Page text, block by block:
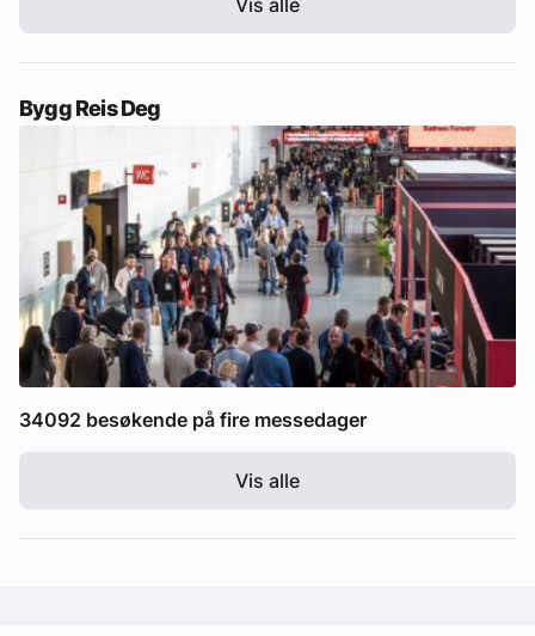
Vis alle
Bygg Reis Deg
34092 besøkende på fire messedager
Vis alle